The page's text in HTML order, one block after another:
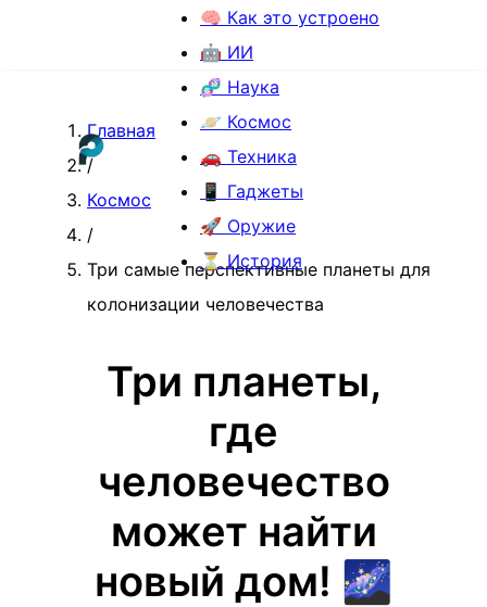
🧠 Как это устроено
🤖 ИИ
🧬 Наука
🪐 Космос
🚗 Техника
📱 Гаджеты
🚀 Оружие
⏳ История
Главная
/
Космос
/
Три самые перспективные планеты для
колонизации человечества
Три планеты,
где
человечество
может найти
новый дом! 🌌